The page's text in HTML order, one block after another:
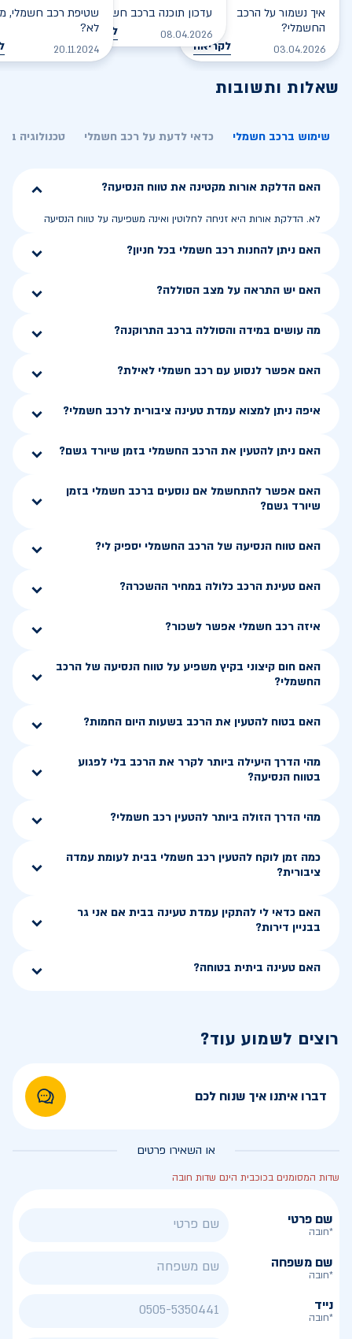
איך נשמור על הרכב
החשמלי?
03.04.2026 לקריאה
עדכון תוכנה ברכב חשמלי
08.04.2026 לקריאה
שטיפת רכב חשמלי,
לא?
20.11.2024
שאלות ותשובות
שימוש ברכב חשמלי כדאי לדעת על רכב חשמלי טכנולוגיה
האם הדלקת אורות מקטינה את טווח הנסיעה?
לא. הדלקת אורות היא זניחה לחלוטין ואינה משפיעה על טווח הנסיעה
האם ניתן להחנות רכב חשמלי בכל חניון?
האם יש התראה על מצב הסוללה?
מה עושים במידה והסוללה ברכב התרוקנה?
האם אפשר לנסוע עם רכב חשמלי לאילת?
איפה ניתן למצוא עמדת טעינה ציבורית לרכב חשמלי?
האם ניתן להטעין את הרכב החשמלי בזמן שיורד גשם?
האם אפשר להתחשמל אם נוסעים ברכב חשמלי בזמן
שיורד גשם?
האם טווח הנסיעה של הרכב החשמלי יספיק לי?
האם טעינת הרכב כלולה במחיר ההשכרה?
איזה רכב חשמלי אפשר לשכור?
האם חום קיצוני בקיץ משפיע על טווח הנסיעה של הרכב
החשמלי?
האם בטוח להטעין את הרכב בשעות היום החמות?
מהי הדרך היעילה ביותר לקרר את הרכב בלי לפגוע
בטווח הנסיעה?
מהי הדרך הזולה ביותר להטעין רכב חשמלי?
כמה זמן לוקח להטעין רכב חשמלי בבית לעומת עמדה
ציבורית?
האם כדאי לי להתקין עמדת טעינה בבית אם אני גר
בבניין דירות?
האם טעינה ביתית בטוחה?
רוצים לשמוע עוד?
דברו איתנו איך שנוח לכם
או השאירו פרטים
שדות המסומנים בכוכבית הינם שדות חובה
שם פרטי
*חובה
שם משפחה
*חובה
נייד
*חובה